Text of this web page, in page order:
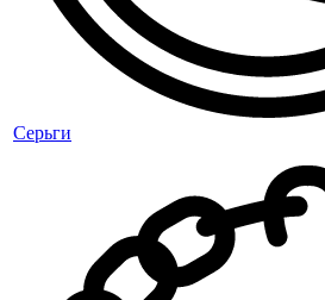
Серьги